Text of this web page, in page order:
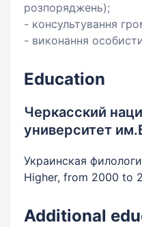
розпоряджень);
- консультування
- виконання
Education
Черкасский
университет
Украинская
Higher, from 2000 to
Additional